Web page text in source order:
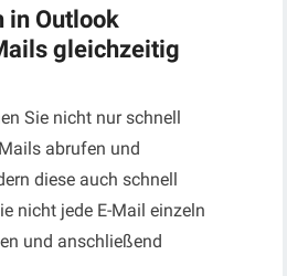
in Outlook
gleichzeitig
Sie nicht nur schnell
abrufen und
diese auch schnell
nicht jede E-Mail einzeln
und anschließend